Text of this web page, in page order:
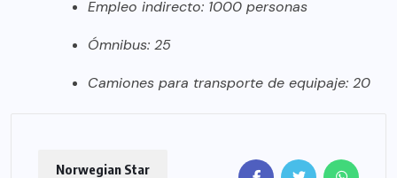
Empleo indirecto: 1000 personas
Ómnibus: 25
Camiones para transporte de equipaje: 20
Norwegian Star